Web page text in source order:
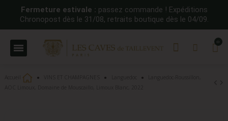
Fermeture estivale : passez commande ! Expéditions
Chronopost dès le 31/08, retraits boutique dès le 04/09.